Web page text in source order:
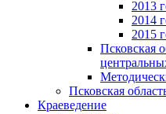
2013
2014
2015
Псковская
Псковская
Краеведение